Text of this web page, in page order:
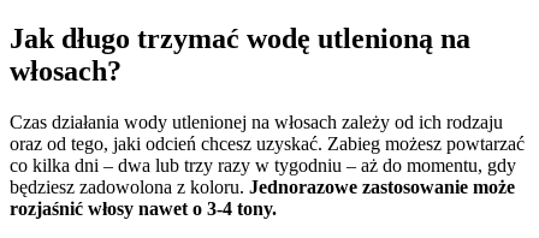
Jak długo trzymać wodę utlenioną na
włosach?
Czas działania wody utlenionej na włosach zależy od ich rodzaju
oraz od tego, jaki odcień chcesz uzyskać. Zabieg możesz powtarzać
co kilka dni – dwa lub trzy razy w tygodniu – aż do momentu, gdy
będziesz zadowolona z koloru. Jednorazowe zastosowanie może
rozjaśnić włosy nawet o 3-4 tony.